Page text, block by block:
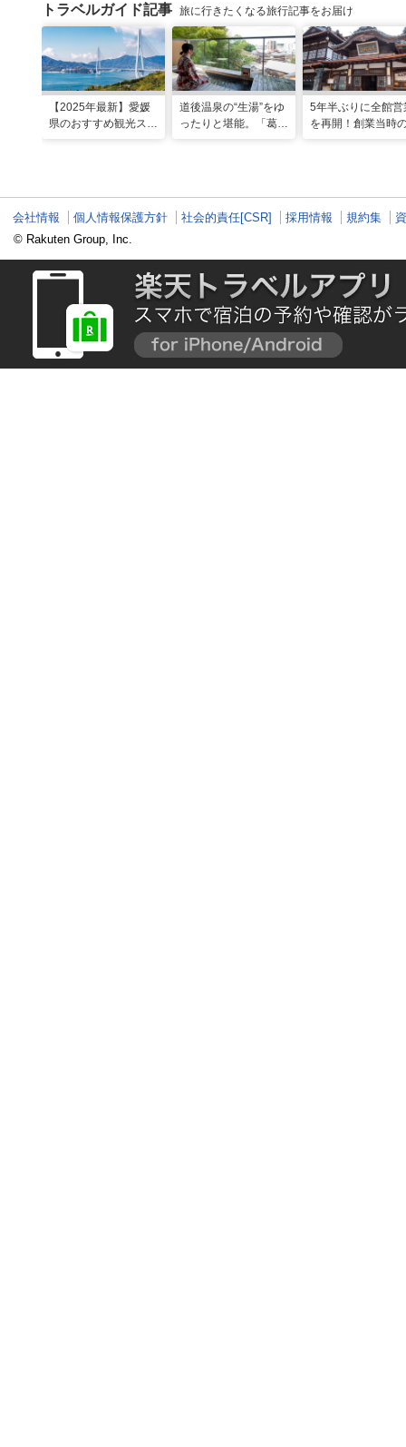
トラベルガイド記事 旅に行きたくなる旅行記事をお届け
【2025年最新】愛媛
県のおすすめ観光スポ
道後温泉の“生湯”をゆ
ったりと堪能。「葛城
5年半ぶりに全館営
を再開！創業当時
会社情報 個人情報保護方針 社会的責任[CSR] 採用情報 規約集
© Rakuten Group, Inc.